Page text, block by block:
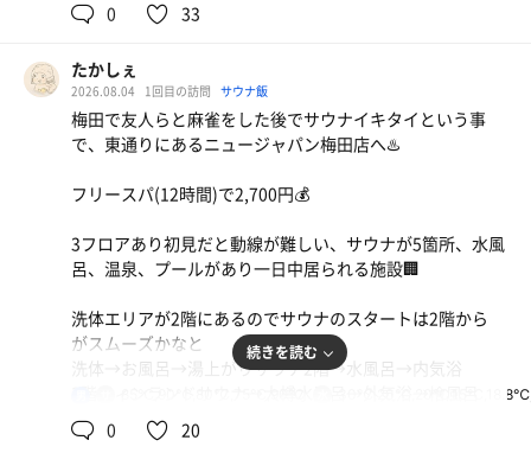
未だに肉吸いの正解の食べ方が分からない、、 味は体
水
朝食ビュッフェ
0 33
たかしぇ
2026.08.04 1回目の訪問 サウナ飯
梅田で友人らと麻雀をした後でサウナイキタイという事
で、東通りにあるニュージャパン梅田店へ♨️
フリースパ(12時間)で2,700円💰
3フロアあり初見だと動線が難しい、サウナが5箇所、水風
呂、温泉、プールがあり一日中居られる施設🏢
洗体エリアが2階にあるのでサウナのスタートは2階から
がスムーズかなと
洗体→お風呂→湯上がりサウナ2階→水風呂→内気浴
1階ミストサウナ→水風呂→内気浴
1階低温サウナ→プール→お風呂
続きを読む
0 20